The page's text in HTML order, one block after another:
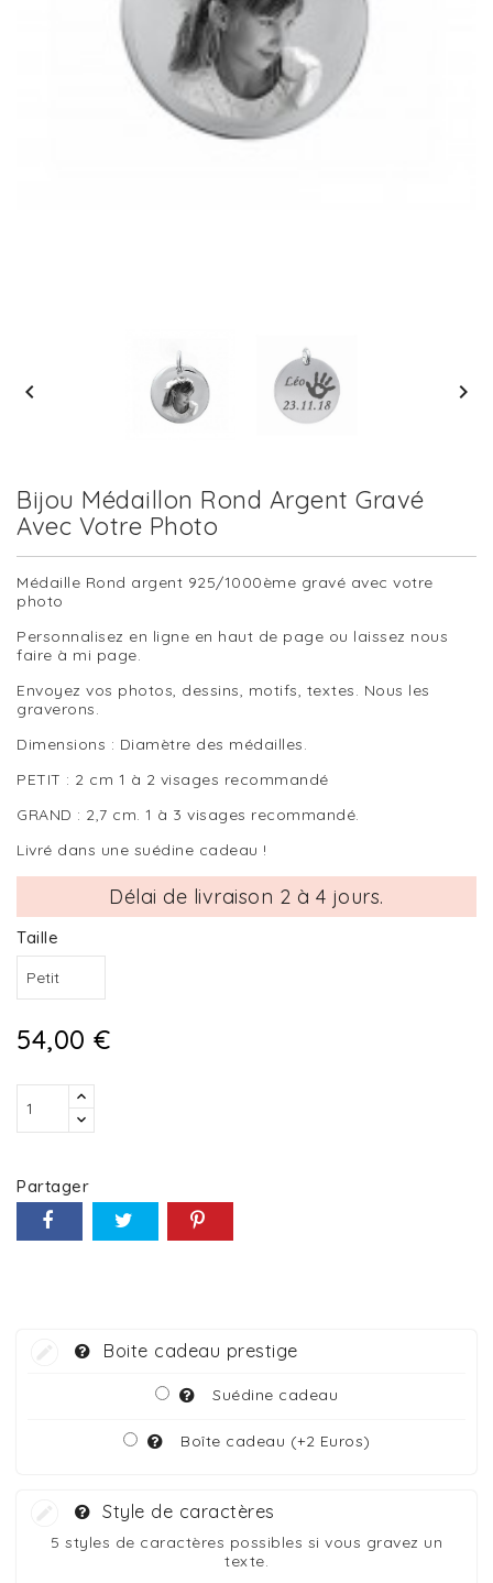
 
Bijou Médaillon Rond Argent Gravé
Avec Votre Photo
Médaille Rond argent 925/1000ème gravé avec votre
photo
Personnalisez en ligne en haut de page ou laissez nous
faire à mi page.
Envoyez vos photos, dessins, motifs, textes. Nous les
graverons.
Dimensions : Diamètre des médailles.
PETIT : 2 cm 1 à 2 visages recommandé
GRAND : 2,7 cm. 1 à 3 visages recommandé.
Livré dans une suédine cadeau !
Délai de livraison 2 à 4 jours.
Taille
54,00 €
Partager
Boite cadeau prestige
Suédine cadeau
Boîte cadeau (+2 Euros)
Style de caractères
5 styles de caractères possibles si vous gravez un
texte.